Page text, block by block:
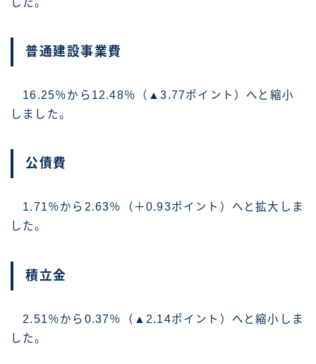
普通建設事業費
16.25％から12.48％（▲3.77ポイント）へと縮小
しました。
公債費
1.71％から2.63％（＋0.93ポイント）へと拡大しま
した。
積立金
2.51％から0.37％（▲2.14ポイント）へと縮小しま
した。